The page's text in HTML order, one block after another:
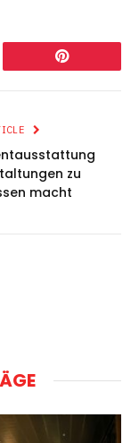
Pinterest
zu
macht